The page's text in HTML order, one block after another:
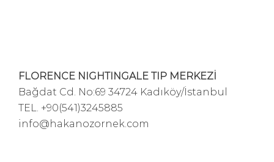
FLORENCE NIGHTINGALE TIP MERKEZİ
Bağdat Cd. No:69 34724 Kadıköy/İstanbul
TEL. +90(541)3245885
info@hakanozornek.com